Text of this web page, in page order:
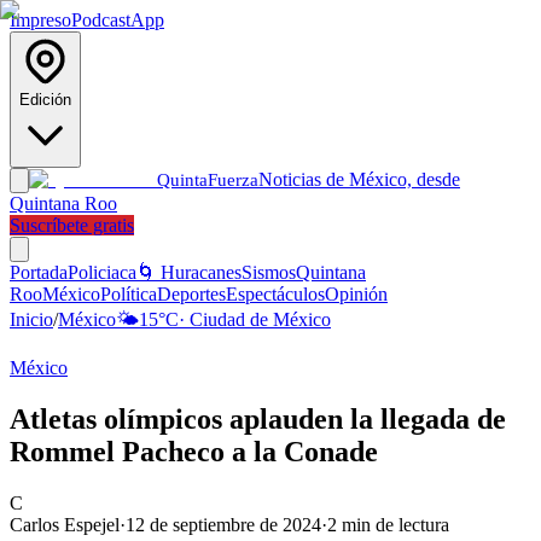
ImpresoPodcastApp
Edición
QuintaFuerzaNoticias de México, desde
Quintana Roo
Suscríbete gratis
PortadaPoliciaca 🌀 HuracanesSismosQuintana
RooMéxicoPolíticaDeportesEspectáculosOpinión
Inicio/México🌤️15°C· Ciudad de México
México
Atletas olímpicos aplauden la llegada de
Rommel Pacheco a la Conade
C
Carlos Espejel·12 de septiembre de 2024·2 min de lectura